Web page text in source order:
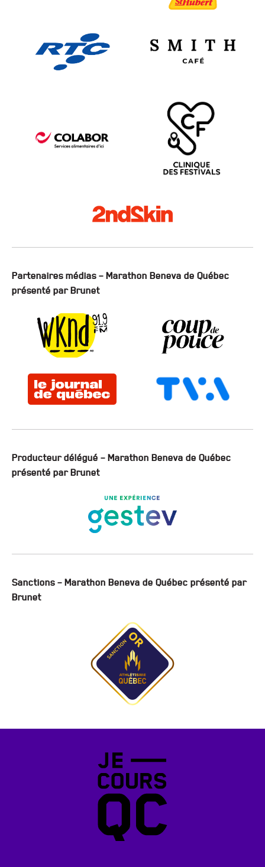
Partenaires médias – Marathon Beneva de Québec
présenté par Brunet
Producteur délégué – Marathon Beneva de Québec
présenté par Brunet
Sanctions – Marathon Beneva de Québec présenté par
Brunet